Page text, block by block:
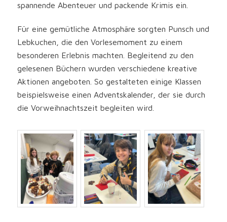
spannende Abenteuer und packende Krimis ein.
Für eine gemütliche Atmosphäre sorgten Punsch und
Lebkuchen, die den Vorlesemoment zu einem
besonderen Erlebnis machten. Begleitend zu den
gelesenen Büchern wurden verschiedene kreative
Aktionen angeboten. So gestalteten einige Klassen
beispielsweise einen Adventskalender, der sie durch
die Vorweihnachtszeit begleiten wird.